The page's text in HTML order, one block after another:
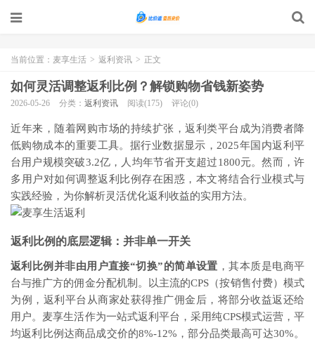
当前位置： 麦享生活 > 返利资讯 > 正文
如何灵活调整返利比例？解锁购物省钱新姿势
2026-05-26 分类： 返利资讯 阅读(175) 评论(0)
近年来，随着网购市场的持续扩张，返利类平台成为消费者降
低购物成本的重要工具。据行业数据显示，2025年国内返利平
台用户规模突破3.2亿，人均年节省开支超过1800元。然而，许
多用户对如何调整返利比例存在困惑，本文将结合行业模式与
实践经验，为你解析灵活优化返利收益的实用方法。
返利比例的底层逻辑：并非单一开关
返利比例并非由用户直接“切换”的简单设置 ，其本质是电商平
台与推广方的佣金分配机制。以主流的CPS（按销售付费）模式
为例，返利平台从商家处获得推广佣金后，将部分收益返还给
用户。麦享生活作为一站式返利平台，采用纯CPS模式运营，平
均返利比例达商品成交价的8%-12%，部分品类最高可达30%。